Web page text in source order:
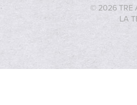
© 2026 TRE
LA